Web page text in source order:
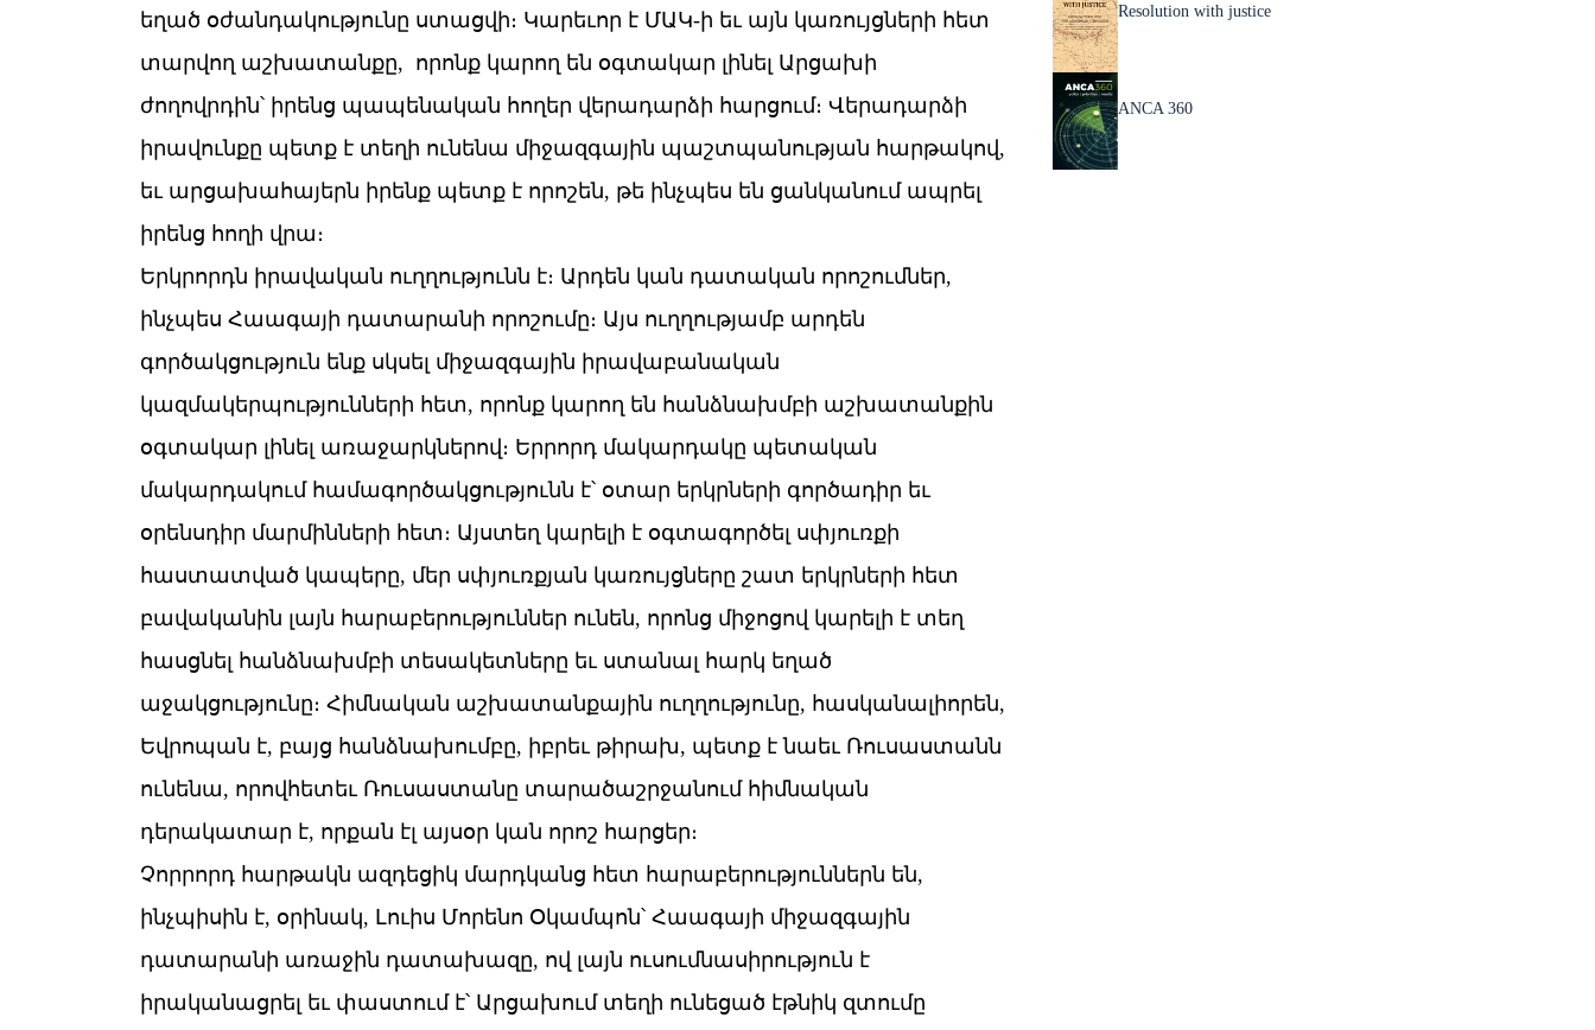
եղած օժանդակությունը ստացվի։ Կարեւոր է ՄԱԿ-ի եւ այն կառույցների հետ
տարվող աշխատանքը, որոնք կարող են օգտակար լինել Արցախի
ժողովրդին՝ իրենց պապենական հողեր վերադարձի հարցում։ Վերադարձի
իրավունքը պետք է տեղի ունենա միջազգային պաշտպանության հարթակով,
եւ արցախահայերն իրենք պետք է որոշեն, թե ինչպես են ցանկանում ապրել
իրենց հողի վրա։
Երկրորդն իրավական ուղղությունն է։ Արդեն կան դատական որոշումներ,
ինչպես Հաագայի դատարանի որոշումը։ Այս ուղղությամբ արդեն
գործակցություն ենք սկսել միջազգային իրավաբանական
կազմակերպությունների հետ, որոնք կարող են հանձնախմբի աշխատանքին
օգտակար լինել առաջարկներով։ Երրորդ մակարդակը պետական
մակարդակում համագործակցությունն է՝ օտար երկրների գործադիր եւ
օրենսդիր մարմինների հետ։ Այստեղ կարելի է օգտագործել սփյուռքի
հաստատված կապերը, մեր սփյուռքյան կառույցները շատ երկրների հետ
բավականին լայն հարաբերություններ ունեն, որոնց միջոցով կարելի է տեղ
հասցնել հանձնախմբի տեսակետները եւ ստանալ հարկ եղած
աջակցությունը։ Հիմնական աշխատանքային ուղղությունը, հասկանալիորեն,
Եվրոպան է, բայց հանձնախումբը, իբրեւ թիրախ, պետք է նաեւ Ռուսաստանն
ունենա, որովհետեւ Ռուսաստանը տարածաշրջանում հիմնական
դերակատար է, որքան էլ այսօր կան որոշ հարցեր։
Չորրորդ հարթակն ազդեցիկ մարդկանց հետ հարաբերություններն են,
ինչպիսին է, օրինակ, Լուիս Մորենո Օկամպոն՝ Հաագայի միջազգային
դատարանի առաջին դատախազը, ով լայն ուսումնասիրություն է
իրականացրել եւ փաստում է՝ Արցախում տեղի ունեցած էթնիկ զտումը
Resolution with justice
ANCA 360